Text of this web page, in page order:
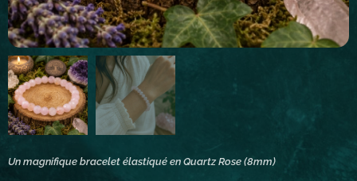
Un magnifique bracelet élastiqué en Quartz Rose (8mm)